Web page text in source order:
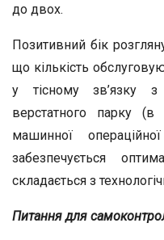
до двох.
Позитивний бік
що кількість
у тісному зв’язку з
верстатного парку
машинної
забезпечується
складається з
Питання для